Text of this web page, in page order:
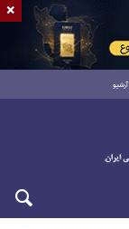
آرشیو
×